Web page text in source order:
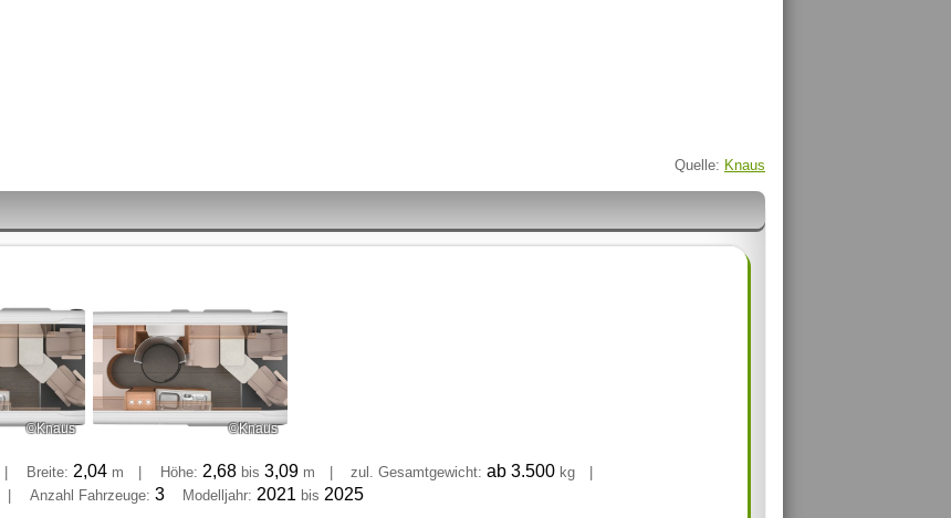
Quelle: Knaus
©Knaus ©Knaus
Breite: 2,04 m Höhe: 2,68 bis 3,09 m zul. Gesamtgewicht: ab 3.500 kg
Anzahl Fahrzeuge: 3 Modelljahr: 2021 bis 2025